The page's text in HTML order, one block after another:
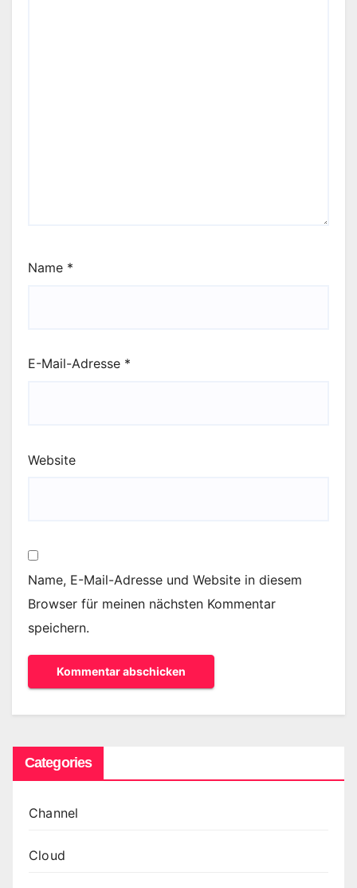
Name *
E-Mail-Adresse *
Website
Name, E-Mail-Adresse und Website in diesem
Browser für meinen nächsten Kommentar
speichern.
Categories
Channel
Cloud